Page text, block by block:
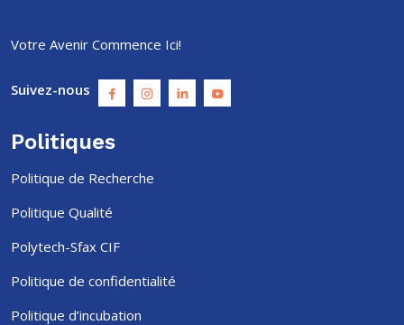
Votre Avenir Commence Ici!
Suivez-nous
Politiques
Politique de Recherche
Politique Qualité
Polytech-Sfax CIF
Politique de confidentialité
Politique d’incubation